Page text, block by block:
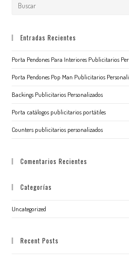
Entradas Recientes
Porta Pendones Para Interiores Publicitarios
Porta Pendones Pop Man Publicitarios
Backings Publicitarios Personalizados
Porta catálogos publicitarios portátiles
Counters publicitarios personalizados
Comentarios Recientes
Categorías
Uncategorized
Recent Posts